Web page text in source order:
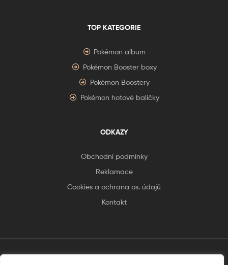
TOP KATEGORIE
Pokémon album
Pokémon Booster boxy
Pokémon Boostery
Pokémon hotové balíčky
ODKAZY
Obchodní podmínky
Reklamace
Cookies a ochrana os. údajů
Kontakt